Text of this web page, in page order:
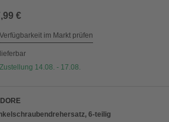
€
Verfügbarkeit im Markt prüfen
lieferbar
Zustellung 14.08. - 17.08.
6-teilig